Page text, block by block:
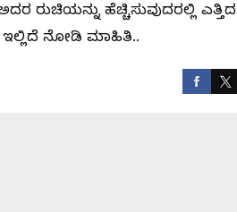
ರುಚಿಯನ್ನು ಹೆಚ್ಚಿಸುವುದರಲ್ಲಿ ಎತ್ತಿದ
ಇಲ್ಲಿದೆ ನೋಡಿ ಮಾಹಿತಿ..